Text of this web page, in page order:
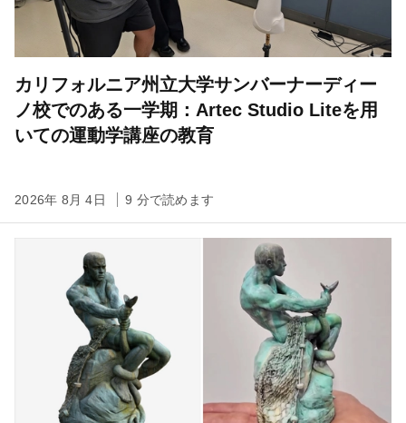
カリフォルニア州立大学サンバーナーディー
ノ校でのある一学期：Artec Studio Liteを用
いての運動学講座の教育
2026年 8月 4日 9 分で読めます